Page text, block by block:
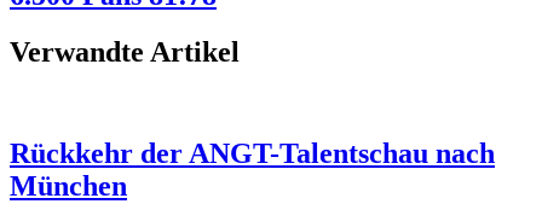
Verwandte Artikel
Rückkehr der ANGT-Talentschau nach
München